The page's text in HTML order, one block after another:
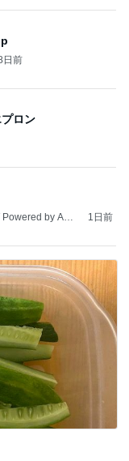
日前
ロン
by Ame
1日前